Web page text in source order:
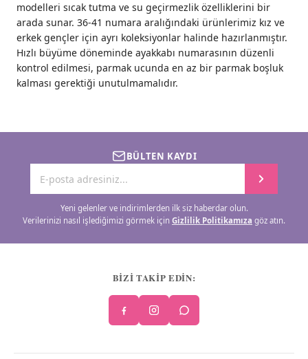
modelleri sıcak tutma ve su geçirmezlik özelliklerini bir
arada sunar. 36-41 numara aralığındaki ürünlerimiz kız ve
erkek gençler için ayrı koleksiyonlar halinde hazırlanmıştır.
Hızlı büyüme döneminde ayakkabı numarasının düzenli
kontrol edilmesi, parmak ucunda en az bir parmak boşluk
kalması gerektiği unutulmamalıdır.
BÜLTEN KAYDI
Yeni gelenler ve indirimlerden ilk siz haberdar olun.
Verilerinizi nasıl işlediğimizi görmek için Gizlilik Politikamıza göz atın.
BİZİ TAKİP EDİN: